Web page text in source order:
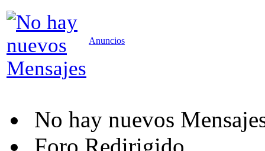
Anuncios
No hay nuevos